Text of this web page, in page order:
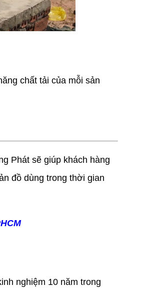
chất tải của mỗi sản
Phát sẽ giúp khách hàng
đồ dùng trong thời gian
nghiệm 10 năm trong